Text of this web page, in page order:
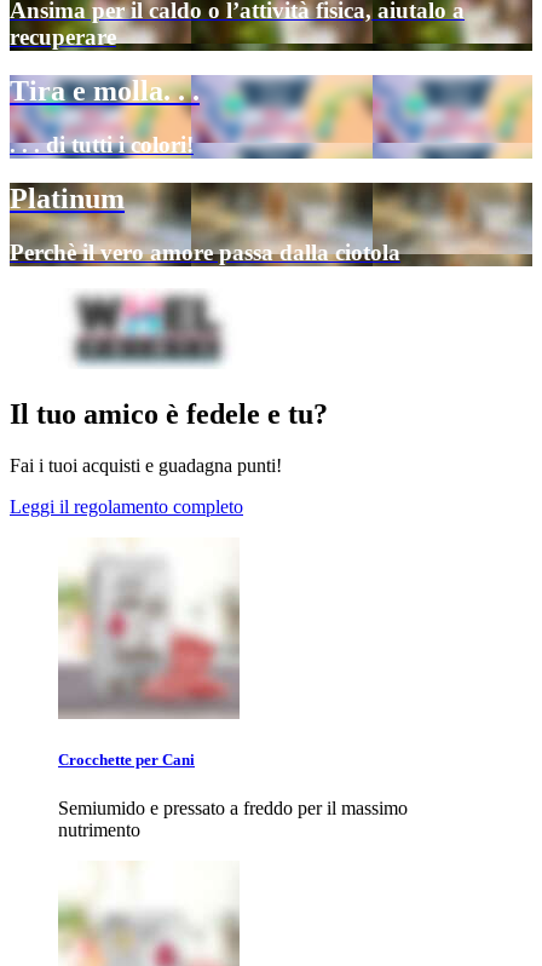
Ansima per il caldo o l’attività fisica, aiutalo a
recuperare
Tira e molla. . .
. . . di tutti i colori!
Platinum
Perchè il vero amore passa dalla ciotola
Il tuo amico è fedele e tu?
Fai i tuoi acquisti e guadagna punti!
Leggi il regolamento completo
Crocchette per Cani
Semiumido e pressato a freddo per il massimo
nutrimento